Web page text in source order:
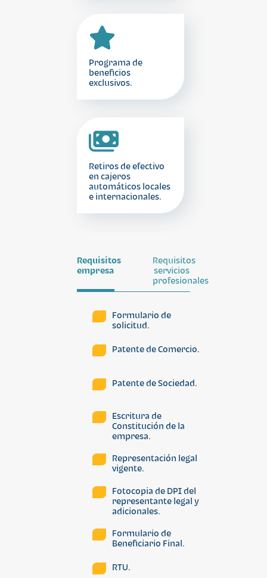
Programa de
beneficios
exclusivos.
Retiros de efectivo
en cajeros
automáticos locales
e internacionales.
Requisitos
empresa
Requisitos
servicios
profesionales
Formulario de
solicitud.
Patente de Comercio.
Patente de Sociedad.
Escritura de
Constitución de la
empresa.
Representación legal
vigente.
Fotocopia de DPI del
representante legal y
adicionales.
Formulario de
Beneficiario Final.
RTU.